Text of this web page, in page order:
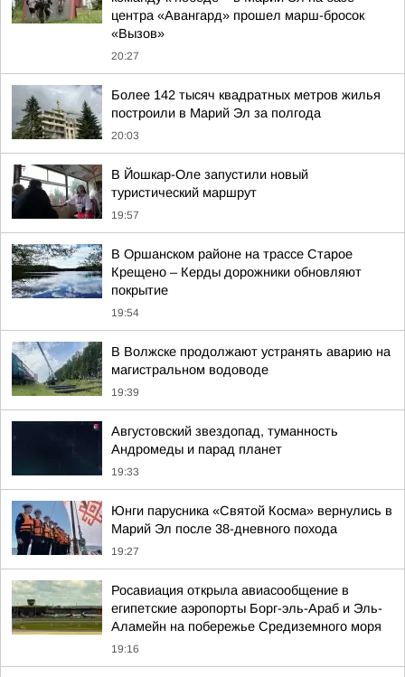
центра «Авангард» прошел марш-бросок
«Вызов»
20:27
Более 142 тысяч квадратных метров жилья
построили в Марий Эл за полгода
20:03
В Йошкар-Оле запустили новый
туристический маршрут
19:57
В Оршанском районе на трассе Старое
Крещено – Керды дорожники обновляют
покрытие
19:54
В Волжске продолжают устранять аварию на
магистральном водоводе
19:39
Августовский звездопад, туманность
Андромеды и парад планет
19:33
Юнги парусника «Святой Косма» вернулись в
Марий Эл после 38-дневного похода
19:27
Росавиация открыла авиасообщение в
египетские аэропорты Борг-эль-Араб и Эль-
Аламейн на побережье Средиземного моря
19:16